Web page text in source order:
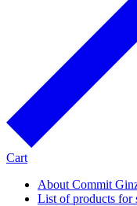
Cart
About Commit
List of products for